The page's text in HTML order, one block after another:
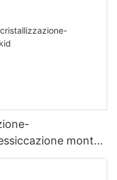
montati